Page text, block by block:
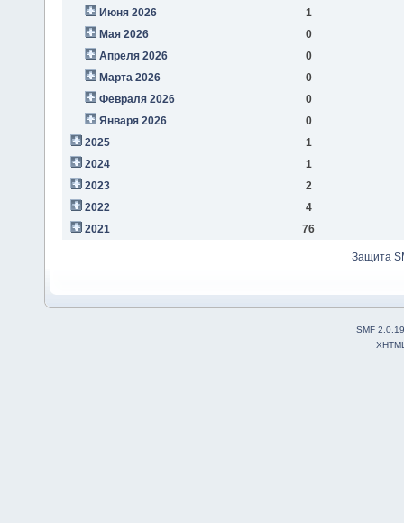
Июня 2026
1
Мая 2026
0
Апреля 2026
0
Марта 2026
0
Февраля 2026
0
Января 2026
0
2025
1
2024
1
2023
2
2022
4
2021
76
Защита
SMF 2.0.19